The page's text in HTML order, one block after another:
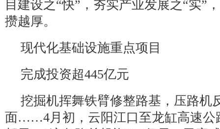
目建设之“快”，夯实产业发展之“实”
攒越厚。
现代化基础设施重点项目
完成投资超445亿元
挖掘机挥舞铁臂修整路基，压路机
面……4月初，云阳江口至龙缸高速公